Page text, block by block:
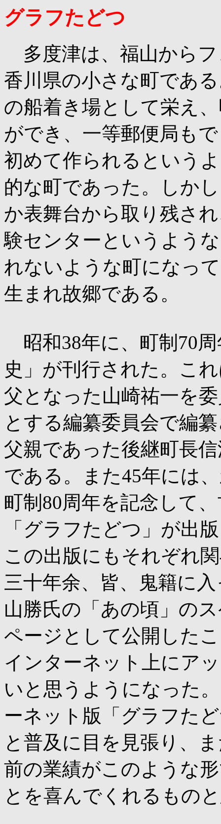
グラフたどつ
多度津は、福山からフ
香川県の小さな町であ
の船着き場として栄え
ができ、一等郵便局も
初めて作られるという
的な町であった。しか
か表舞台から取り残さ
験センターというよう
れないような町になっ
生まれ故郷である。
昭和38年に、町制70
史」が刊行された。こ
父となった山崎祐一を
とする編纂委員会で編
父親であった後継町長
である。また45年には
町制80周年を記念して
「グラフたどつ」が出
この出版にもそれぞれ
三十年余、皆、鬼籍に
山勝氏の「あの頃」の
ページとして公開した
インターネット上にア
いと思うようになった
ーネット版「グラフた
と普及に目を見張り、
前の業績がこのような
とを喜んでくれるもの